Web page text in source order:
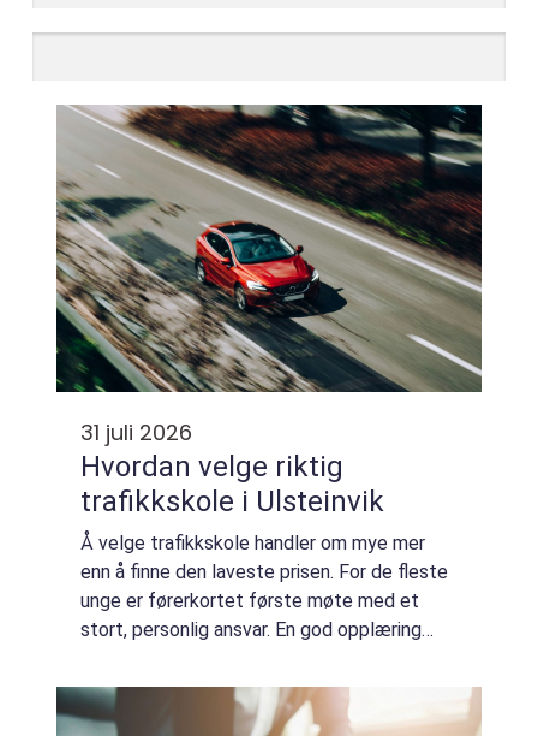
31 juli 2026
Hvordan velge riktig
trafikkskole i Ulsteinvik
Å velge trafikkskole handler om mye mer
enn å finne den laveste prisen. For de fleste
unge er førerkortet første møte med et
stort, personlig ansvar. En god opplæring